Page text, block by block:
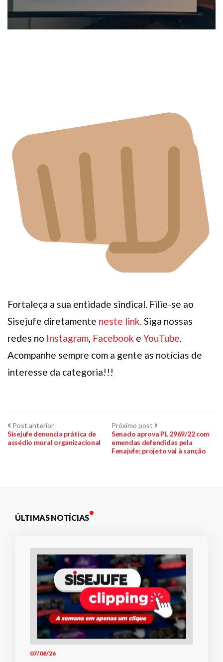
Fortaleça a sua entidade sindical. Filie-se ao
Sisejufe diretamente neste link. Siga nossas
redes no Instagram, Facebook e YouTube.
Acompanhe sempre com a gente as notícias de
interesse da categoria!!!
Navegação
de
Post anteriorPost
anterior:
Sisejufe denuncia prática de
assédio moral organizacional
Próximo post Próximo
post:
Senado aprova PL 2969/22 com
emendas defendidas pela
Fenajufe; projeto vai à sanção
ÚLTIMAS NOTÍCIAS
07/08/26